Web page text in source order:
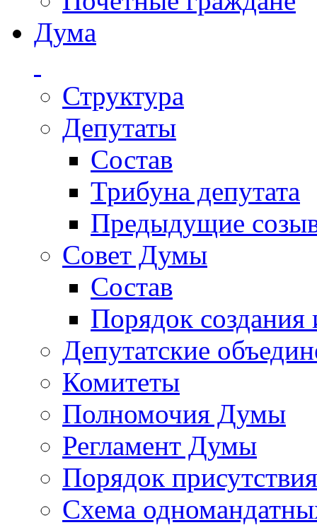
Дума
Структура
Депутаты
Состав
Трибуна депутата
Предыдущие
Совет Думы
Состав
Порядок создания
Депутатские
Комитеты
Полномочия Думы
Регламент Думы
Порядок
Схема